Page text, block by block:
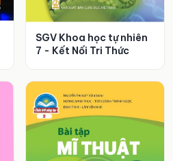
SGV Khoa học tự nhiên
7 - Kết Nối Tri Thức